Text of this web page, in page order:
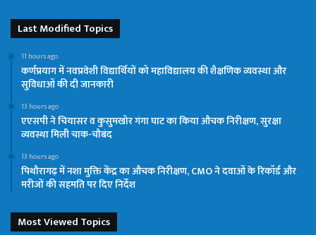
Last Modified Topics
11 hours ago
कर्णप्रयाग में नवप्रवेशी विद्यार्थियों को महाविद्यालय की शैक्षणिक व्यवस्था और
सुविधाओं की दी जानकारी
13 hours ago
एएसपी ने चियासर व कुसुमखोर गंगा घाट का किया औचक निरीक्षण, सुरक्षा
व्यवस्था मिली चाक-चौबंद
13 hours ago
पिथौरागढ़ में नशा मुक्ति केंद्र का औचक निरीक्षण, CMO ने दवाओं के रिकॉर्ड और
मरीजों की सहमति पर दिए निर्देश
Most Viewed Topics